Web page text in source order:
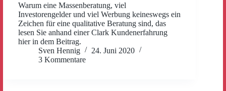
Warum eine Massenberatung, viel
Investorengelder und viel Werbung keineswegs ein
Zeichen für eine qualitative Beratung sind, das
lesen Sie anhand einer Clark Kundenerfahrung
hier in dem Beitrag.
Sven Hennig
24. Juni 2020
3 Kommentare